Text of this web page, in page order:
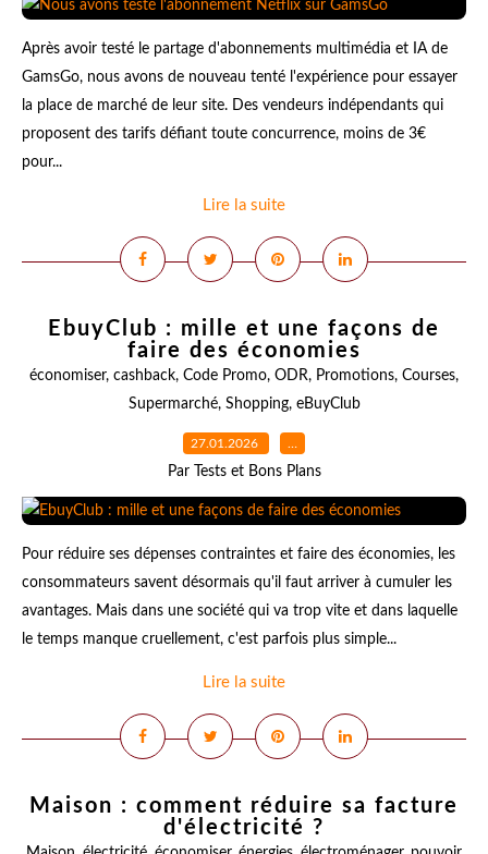
Après avoir testé le partage d'abonnements multimédia et IA de
GamsGo, nous avons de nouveau tenté l'expérience pour essayer
la place de marché de leur site. Des vendeurs indépendants qui
proposent des tarifs défiant toute concurrence, moins de 3€
pour...
Lire la suite
EbuyClub : mille et une façons de
faire des économies
économiser, cashback, Code Promo, ODR, Promotions, Courses,
Supermarché, Shopping, eBuyClub
27.01.2026 …
Par Tests et Bons Plans
Pour réduire ses dépenses contraintes et faire des économies, les
consommateurs savent désormais qu'il faut arriver à cumuler les
avantages. Mais dans une société qui va trop vite et dans laquelle
le temps manque cruellement, c'est parfois plus simple...
Lire la suite
Maison : comment réduire sa facture
d'électricité ?